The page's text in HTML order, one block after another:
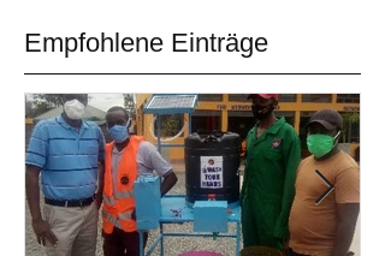
Empfohlene Einträge